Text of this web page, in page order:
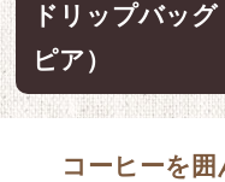
ドリップバッ
ピア）
コーヒーを囲